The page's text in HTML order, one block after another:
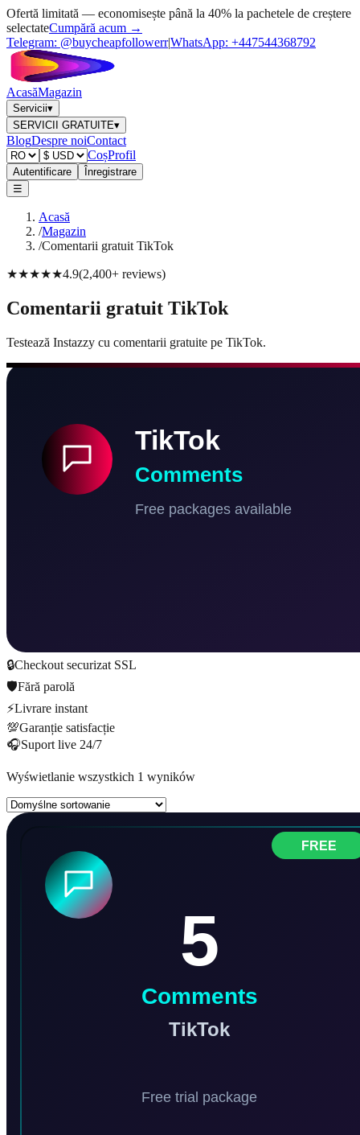
Ofertă limitată — economisește până la 40% la pachetele de creștere
selectateCumpără acum →
Telegram: @buycheapfollowerr|WhatsApp: +447544368792
AcasăMagazin
Servicii▾
SERVICII GRATUITE▾
BlogDespre noiContact
CoșProfil
Autentificare
Înregistrare
☰
Acasă
/Magazin
/Comentarii gratuit TikTok
★★★★★4.9(2,400+ reviews)
Comentarii gratuit TikTok
Testează Instazzy cu comentarii gratuite pe TikTok.
🔒Checkout securizat SSL
🛡️Fără parolă
⚡Livrare instant
💯Garanție satisfacție
🎧Suport live 24/7
Wyświetlanie wszystkich 1 wyników